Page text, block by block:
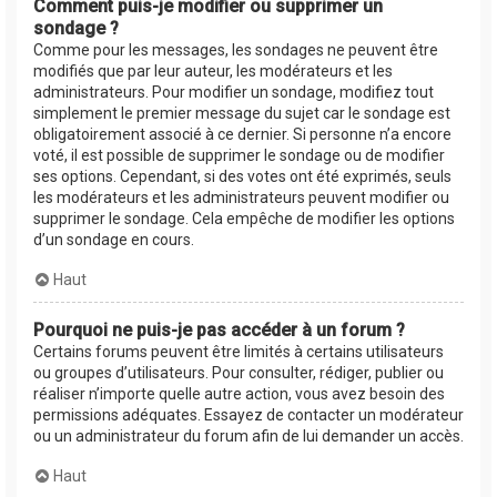
Comment puis-je modifier ou supprimer un
sondage ?
Comme pour les messages, les sondages ne peuvent être
modifiés que par leur auteur, les modérateurs et les
administrateurs. Pour modifier un sondage, modifiez tout
simplement le premier message du sujet car le sondage est
obligatoirement associé à ce dernier. Si personne n’a encore
voté, il est possible de supprimer le sondage ou de modifier
ses options. Cependant, si des votes ont été exprimés, seuls
les modérateurs et les administrateurs peuvent modifier ou
supprimer le sondage. Cela empêche de modifier les options
d’un sondage en cours.
Haut
Pourquoi ne puis-je pas accéder à un forum ?
Certains forums peuvent être limités à certains utilisateurs
ou groupes d’utilisateurs. Pour consulter, rédiger, publier ou
réaliser n’importe quelle autre action, vous avez besoin des
permissions adéquates. Essayez de contacter un modérateur
ou un administrateur du forum afin de lui demander un accès.
Haut